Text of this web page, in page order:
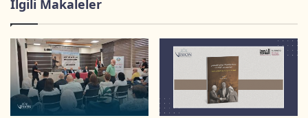
Araştırma projesi aşağıdaki ana temaları
kapsıyor:
Öznelerdeki dönüşümler : Filistinli hareket
ve partiler, elitler, STK’ların yanında Filistinli
kadın ve gençlerin siyasal rolleri.
İlgili Makaleler